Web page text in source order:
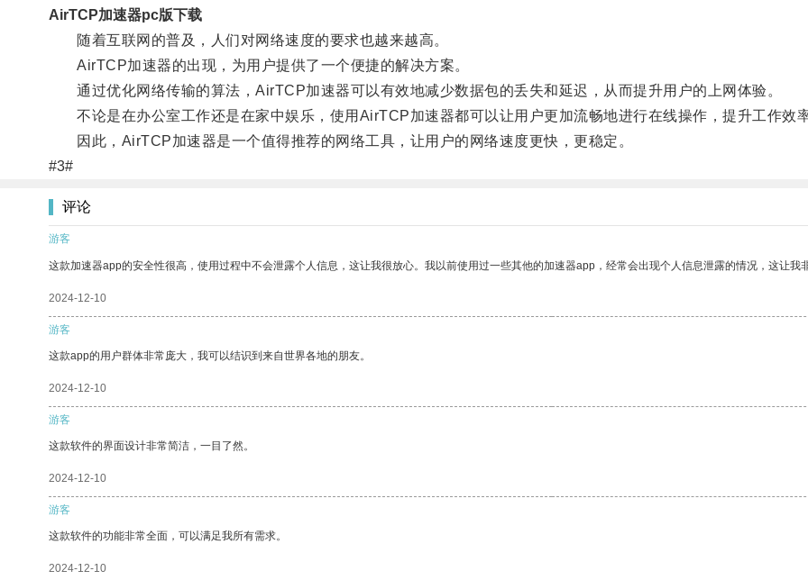
AirTCP加速器pc版下载
随着互联网的普及，人们对网络速度的要求也越来越高。
AirTCP加速器的出现，为用户提供了一个便捷的解决方案。
通过优化网络传输的算法，AirTCP加速器可以有效地减少数据包的丢失和延迟，从而提升用户的上网体验。
不论是在办公室工作还是在家中娱乐，使用AirTCP加速器都可以让用户更加流畅地进行在线操作，提升工作效率
因此，AirTCP加速器是一个值得推荐的网络工具，让用户的网络速度更快，更稳定。
#3#
评论
游客
这款加速器app的安全性很高，使用过程中不会泄露个人信息，这让我很放心。我以前使用过一些其他的加速器app，经常会出现个人信息泄露的情况，这让我
2024-12-10
游客
这款app的用户群体非常庞大，我可以结识到来自世界各地的朋友。
2024-12-10
游客
这款软件的界面设计非常简洁，一目了然。
2024-12-10
游客
这款软件的功能非常全面，可以满足我所有需求。
2024-12-10